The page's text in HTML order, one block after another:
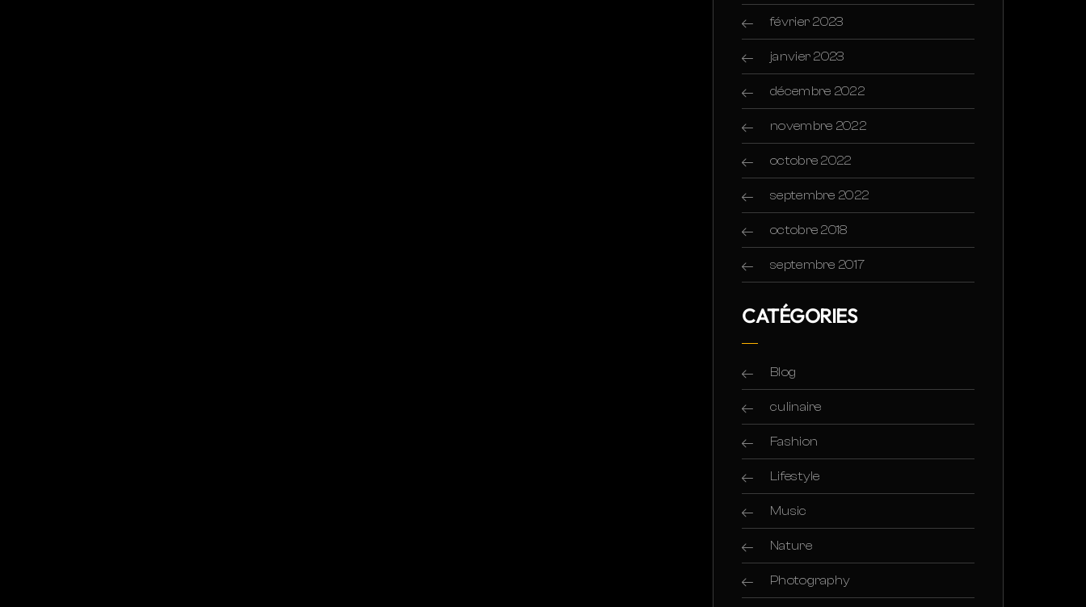
février 2023
janvier 2023
décembre 2022
novembre 2022
octobre 2022
septembre 2022
octobre 2018
septembre 2017
CATÉGORIES
Blog
culinaire
Fashion
Lifestyle
Music
Nature
Photography